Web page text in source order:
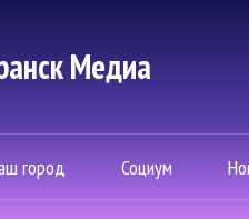
Mедиа
город Социум